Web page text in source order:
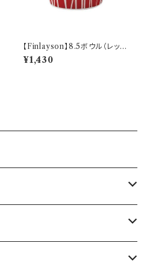
【Finlayson】8.5ボウル（レッ
ド）【コロナ】
¥1,430